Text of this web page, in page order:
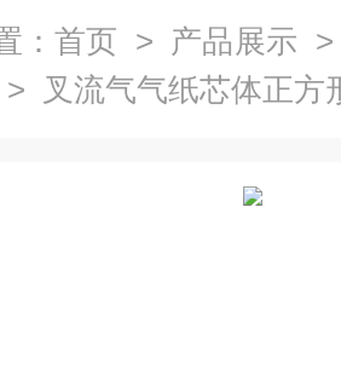
： 首页 > 产品展示
> 叉流气气纸芯体正方